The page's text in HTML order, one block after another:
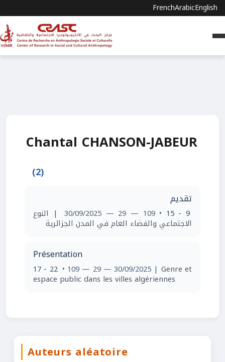
FrenchArabicEnglish
Chantal CHANSON-JABEUR
(2)
تقديم
9 - 15
• 109 — 29 — 30/09/2025 | النوع
الاجتماعي والفضاء العام في المدن الجزائرية
Présentation
17 - 22 • 109 — 29 — 30/09/2025 | Genre et
espace public dans les villes algériennes
Auteurs aléatoire